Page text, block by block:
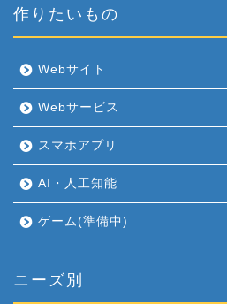
作りたいもの
Webサイト
Webサービス
スマホアプリ
AI・人工知能
ゲーム(準備中)
ニーズ別